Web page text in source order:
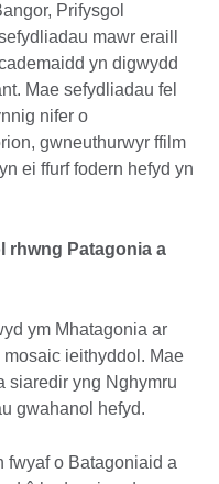
Prifysgol
mawr eraill
yn digwydd
Mae sefydliadau fel
nifer o
gwneuthurwyr ffilm
ei ffurf fodern hefyd yn
rhwng Patagonia a
ym Mhatagonia ar
ieithyddol. Mae
siaredir yng Nghymru
gwahanol hefyd.
fwyaf o Batagoniaid a